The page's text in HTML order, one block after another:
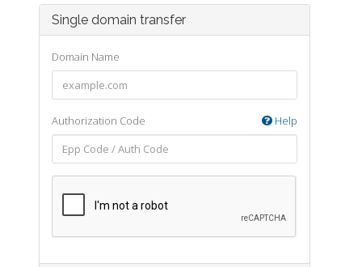
Single domain transfer
Domain Name
Authorization Code Help